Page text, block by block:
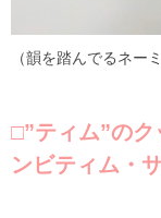
（韻を踏んでるネー
□”ティム”の
ンビティム・